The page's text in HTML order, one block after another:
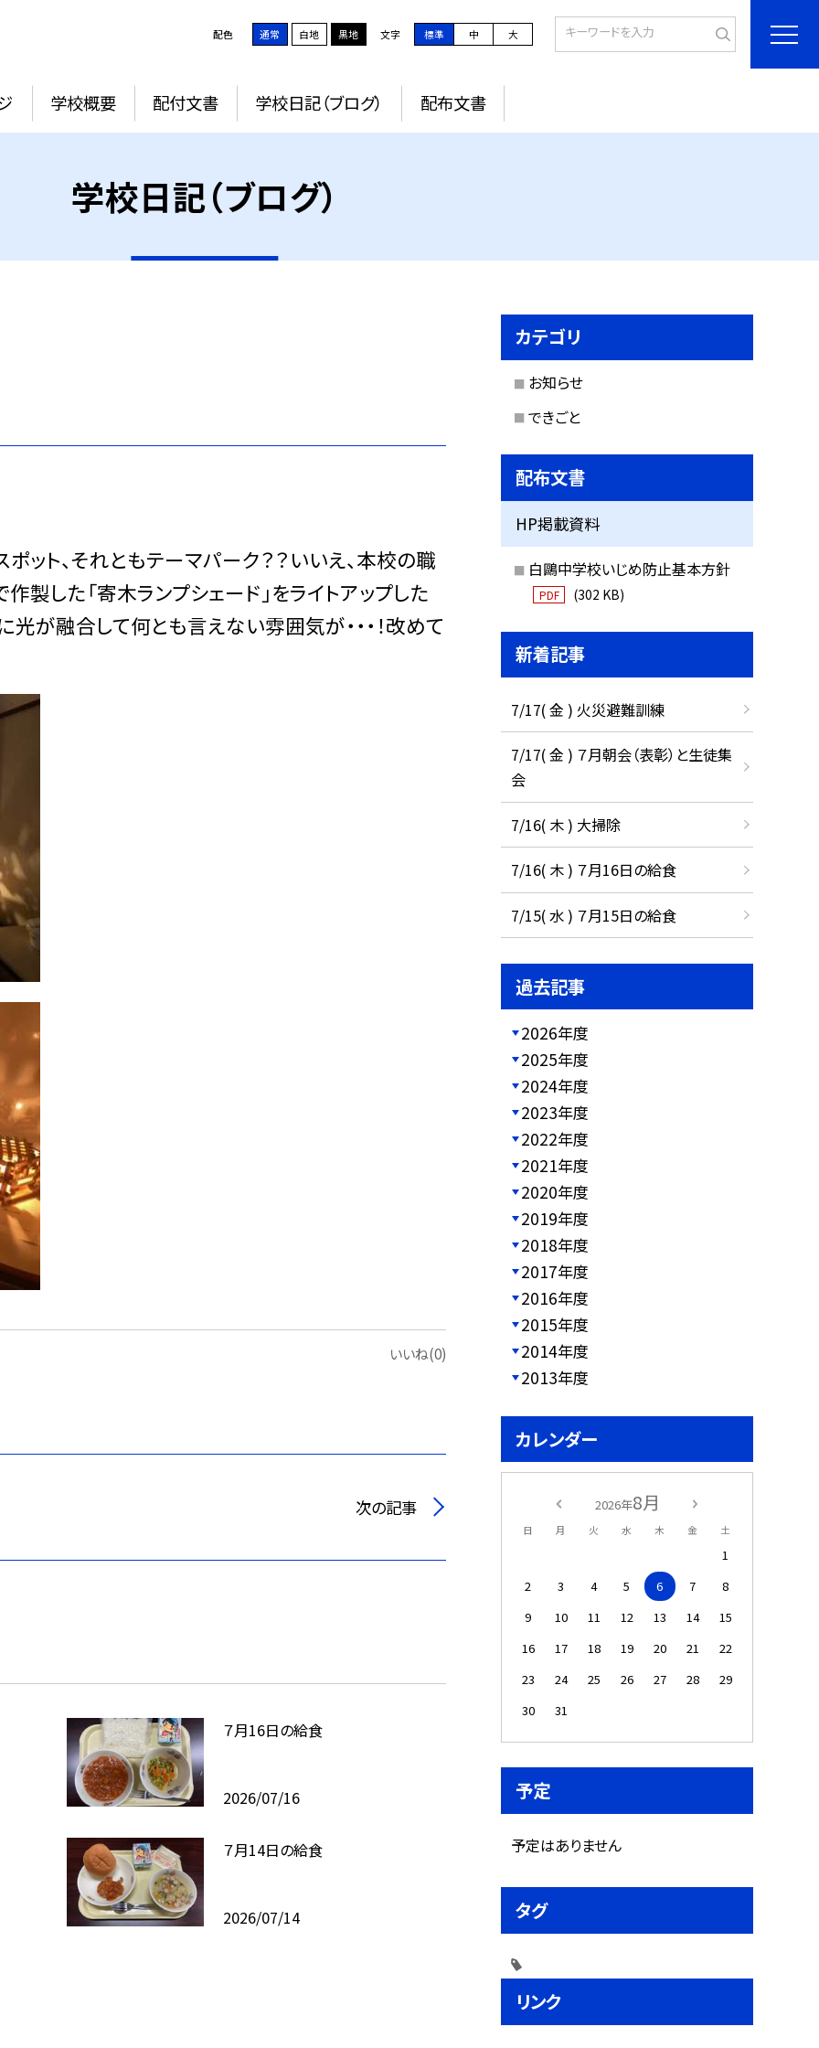
配色 通常 白地 黒地 文字 標準 中 大
学校概要 配付文書 学校日記（ブログ） 配布文書
学校日記（ブログ）
ット、それともテーマパーク？？いいえ、本校の職
した「寄木ランプシェード」をライトアップした
が融合して何とも言えない雰囲気が・・・！改めて
いいね(0)
次の記事
７月16日の給食
2026/07/16
７月14日の給食
2026/07/14
カテゴリ
お知らせ
できごと
配布文書
HP掲載資料
白鷗中学校いじめ防止基本方針
PDF (302 KB)
新着記事
7/17( 金 ) 火災避難訓練
7/17( 金 ) ７月朝会（表彰）と生徒集
会
7/16( 木 ) 大掃除
7/16( 木 ) ７月16日の給食
7/15( 水 ) ７月15日の給食
過去記事
2026年度
2025年度
2024年度
2023年度
2022年度
2021年度
2020年度
2019年度
2018年度
2017年度
2016年度
2015年度
2014年度
2013年度
カレンダー
2026年8月
日 月 火 水 木 金 土
1
2
3 4 5 6 7
8
9
10 11 12 13 14
15
16
17 18 19 20 21
22
23
24 25 26 27 28
29
30
31
予定
予定はありません
タグ
リンク